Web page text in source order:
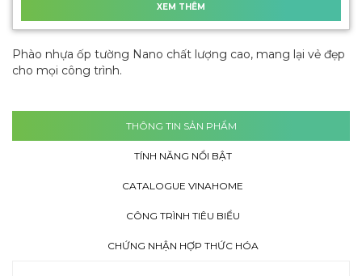
XEM THÊM
Phào nhựa ốp tường Nano chất lượng cao, mang lại vẻ đẹp
cho mọi công trình.
THÔNG TIN SẢN PHẨM
TÍNH NĂNG NỔI BẬT
CATALOGUE VINAHOME
CÔNG TRÌNH TIÊU BIỂU
CHỨNG NHẬN HỢP THỨC HÓA